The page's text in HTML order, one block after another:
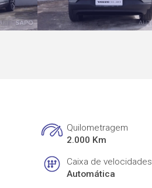
Quilometragem
2.000 Km
Caixa de velocidades
Automática